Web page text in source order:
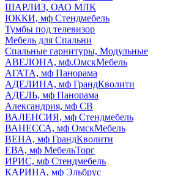
ШАРЛИЗ, ОАО МЛК
ЮККИ, мф Стендмебель
Тумбы под телевизор
Мебель для Спальни
Спальные гарнитуры, Модульные
АВЕЛОНА, мф.ОмскМебель
АГАТА, мф Панорама
АДЕЛИНА, мф ГрандКволити
АДЕЛЬ, мф Панорама
Александрия, мф СВ
ВАЛЕНСИЯ, мф Стендмебель
ВАНЕССА, мф ОмскМебель
ВЕНА, мф ГрандКволити
ЕВА, мф МебельТорг
ИРИС, мф Стендмебель
КАРИНА, мф Эльбрус